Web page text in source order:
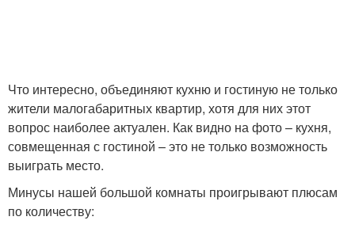
Что интересно, объединяют кухню и гостиную не только
жители малогабаритных квартир, хотя для них этот
вопрос наиболее актуален. Как видно на фото – кухня,
совмещенная с гостиной – это не только возможность
выиграть место.
Минусы нашей большой комнаты проигрывают плюсам
по количеству: